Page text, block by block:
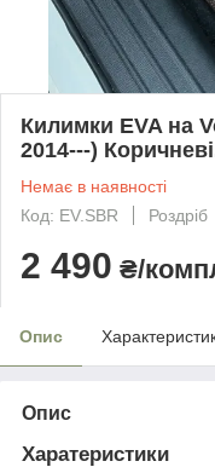
Килимки EVA на
2014---)
Немає в наявності
Код: EV.SBR
Роздріб
2 490 ₴/
Опис
Опис
Харатеристики